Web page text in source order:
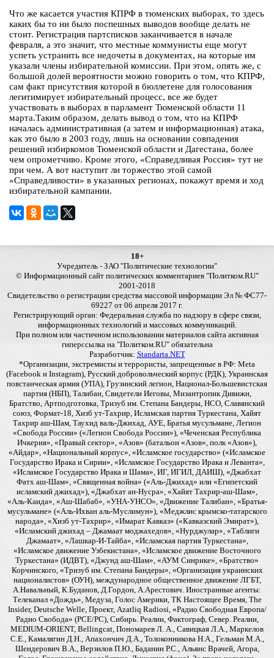
Что же касается участия КПРФ в тюменских выборах, то здесь
каких бы то ни было поспешных выводов вообще делать не
стоит. Регистрация партсписков заканчивается в начале
февраля, а это значит, что местные коммунисты еще могут
успеть устранить все недочеты в документах, на которые им
указали члены избирательной комиссии. При этом, опять же, с
большой долей вероятности можно говорить о том, что КПРФ,
сам факт присутствия которой в бюллетене для голосования
легитимирует избирательный процесс, все же будет
участвовать в выборах в парламент Тюменской области 11
марта.Таким образом, делать вывод о том, что на КПРФ
началась административная (а затем и информационная) атака,
как это было в 2003 году, лишь на основании совпадения
решений избиркомов Тюменской области и Дагестана, более
чем опрометчиво. Кроме этого, «Справедливая Россия» тут не
при чем. А вот наступит ли торжество этой самой
«Справедливости» в указанных регионах, покажут время и ход
избирательной кампании.
18+
Учредитель - ЗАО "Политические технологии"
© Информационный сайт политических комментариев "Политком.RU"
2001-2018
Свидетельство о регистрации средства массовой информации Эл № ФС77-
69227 от 06 апреля 2017 г.
Регистрирующий орган: Федеральная служба по надзору в сфере связи,
информационных технологий и массовых коммуникаций.
При полном или частичном использовании материалов сайта активная
гиперссылка на "Политком.RU" обязательна
Разработчик: Standarta.NET
*Организации, экстремисты и террористы, запрещенные в РФ: Meta
(Facebook и Instagram), Русский добровольческий корпус (РДК), Украинская
повстанческая армия (УПА), Грузинский легион, Национал-Большевистская
партия (НБП), Талибан, Свидетели Иеговы, Мизантропик Дивижн,
Братство, Артподготовка, Тризуб им. Степана Бандеры, НСО, Славянский
союз, Формат-18, Хизб ут-Тахрир, Исламская партия Туркестана, Хайят
Тахрир аш-Шам, Таухид валь-Джихад, АУЕ, Братья мусульмане, Легион
«Свобода России» («Легион Свобода России»), «Чеченская Республика
Ичкерия», «Правый сектор», «Азов» (батальон «Азов», полк «Азов»),
«Айдар», «Национальный корпус», «Исламское государство» («Исламское
Государство Ирака и Сирии», «Исламское Государство Ирака и Леванта»,
«Исламское Государство Ирака и Шама», ИГ, ИГИЛ, ДАИШ), «Джабхат
Фатх аш-Шам», «Священная война» («Аль-Джихад» или «Египетский
исламский джихад»), «Джабхат ан-Нусра», «Хайят Тахрир-аш-Шам»,
«Аль-Каида», «Аш-Шабаб», «УНА-УНСО», «Движение Талибан», «Братья-
мусульмане» («Аль-Ихван аль-Муслимун»), «Меджлис крымско-татарского
народа», «Хизб ут-Тахрир», «Имарат Кавказ» («Кавказский Эмират»),
«Исламский джихад – Джамаат моджахедов», «Нурджулар», «Таблиги
Джамаат», «Лашкар-И-Тайба», «Исламская партия Туркестана»,
«Исламское движение Узбекистана», «Исламское движение Восточного
Туркестана» (ИДВТ), «Джунд аш-Шам», «АУМ Синрике», «Братство»
Корчинского, «Тризуб им. Степана Бандеры», «Организация украинских
националистов» (ОУН), международное общественное движение ЛГБТ,
А.Навальный, К.Буданов, Д.Гордон, А.Арестович. Иностранные агенты:
Телеканал «Дождь», Медуза, Голос Америки, ТК Настоящее Время, The
Insider, Deutsche Welle, Проект, Azatliq Radiosi, «Радио Свободная Европа/
Радио Свобода» (PCE/PC), Сибирь. Реалии, Фактограф, Север. Реалии,
MEDIUM-ORIENT, Bellingcat, Пономарев Л. А., Савицкая Л.А., Маркелов
С.Е., Камалягин Д.Н., Апахончич Д.А., Толоконникова Н.А., Гельман М.А.,
Шендерович В.А., Верзилов П.Ю., Баданин Р.С., Альянс Врачей, Агора,